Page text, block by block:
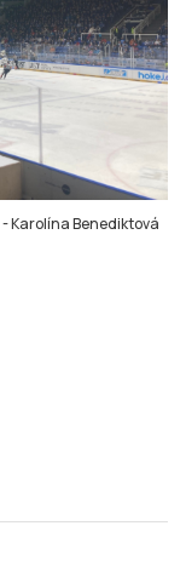
-Karolína Benediktová